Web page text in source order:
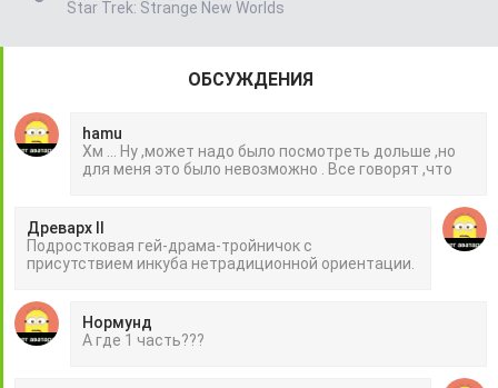
Star Trek: Strange New Worlds
ОБСУЖДЕНИЯ
hamu
Хм ... Ну ,может надо было посмотреть дольше ,но
для меня это было невозможно . Все говорят ,что
Древарх II
Подростковая гей-драма-тройничок с
присутствием инкуба нетрадиционной ориентации.
Нормунд
А где 1 часть???